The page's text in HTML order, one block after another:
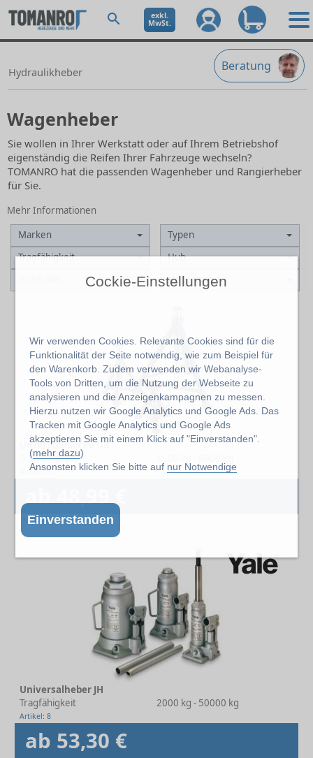
Cockie-Einstellungen
Wir verwenden Cookies. Relevante Cookies sind für die
Funktionalität der Seite notwendig, wie zum Beispiel für
den Warenkorb. Zudem verwenden wir Webanalyse-
Tools von Dritten, um die Nutzung der Webseite zu
analysieren und die Anzeigenkampagnen zu messen.
Hierzu nutzen wir Google Analytics und Google Ads. Das
Tracken mit Google Analytics und Google Ads
akzeptieren Sie mit einem Klick auf "Einverstanden".
(mehr dazu)
Ansonsten klicken Sie bitte auf nur Notwendige
Einverstanden
exkl.
MwSt.
Beratung
Hydraulikheber
Wagenheber
Sie wollen in Ihrer Werkstatt oder auf Ihrem Betriebshof
eigenständig die Reifen Ihrer Fahrzeuge wechseln?
TOMANRO hat die passenden Wagenheber und Rangierheber
für Sie.
Mehr Informationen
Marken
Typen
Tragfähigkeit
Hub
Höhe max.
Unterstellböcke UB
Tragfähigkeit
Artikel: 6
ab 48,99 €
exkl. 19% MwSt.
Universalheber JH
Tragfähigkeit
2000 kg - 50000 kg
Artikel: 8
ab 53,30 €